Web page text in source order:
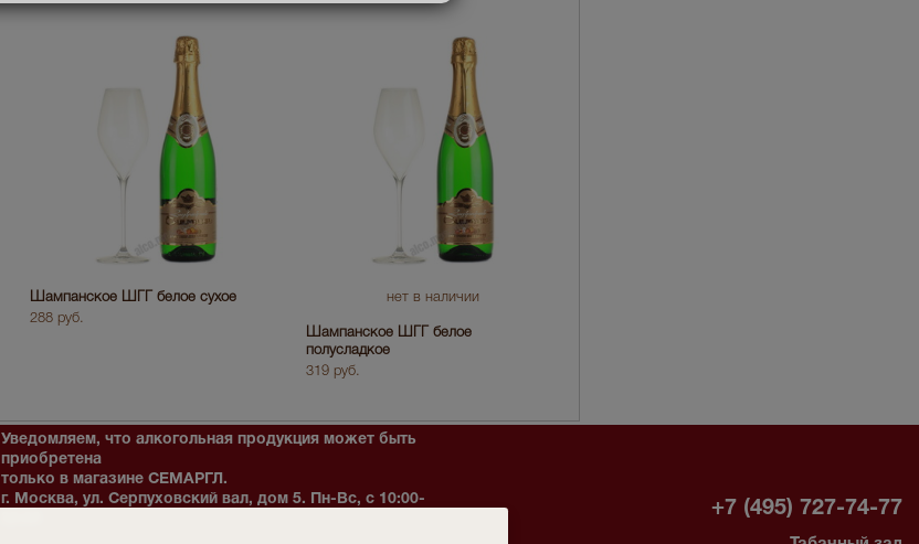
Шампанское ШГГ белое сухое
288 руб.
нет в наличии
Шампанское ШГГ белое
полусладкое
319 руб.
Уведомляем, что алкогольная продукция может быть
приобретена
только в магазине СЕМАРГЛ.
г. Москва, ул. Серпуховский вал, дом 5. Пн-Вс, с 10:00-
+7 (495) 727-74-77